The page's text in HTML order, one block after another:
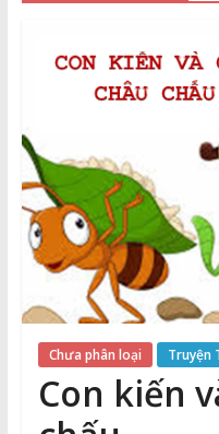
Thuận
Cổng
Thức
Chưa phân loại Truyện
Con kiến